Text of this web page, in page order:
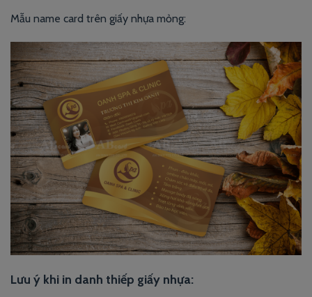
Mẫu name card trên giấy nhựa mỏng:
Lưu ý khi in danh thiếp giấy nhựa: